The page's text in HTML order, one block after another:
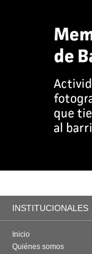
INSTITUCIONALES
Inicio
Quiénes somos